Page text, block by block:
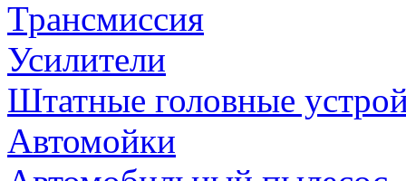
Трансмиссия
Усилители
Штатные головные
Автомойки